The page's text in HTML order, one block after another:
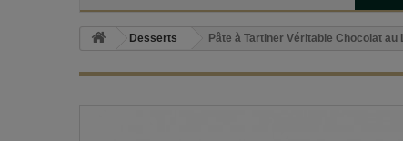
Desserts Pâte à Tartiner Véritable Chocolat